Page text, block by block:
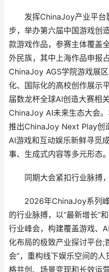
发挥ChinaJoy产业平台
步，举办第六届中国游戏创
款游戏作品，参赛主体覆盖
外民族，其中上海作品申报
ChinaJoy AGS学院游戏展
化、国际化的高校创作展示
届数龙杯全球AI创造大赛相
ChinaJoy AI未来生态大会
推出ChinaJoy Next Play创
AI游戏和互动娱乐新鲜寻觅
事、生成式内容等多元形态。
同期大会紧扣行业脉搏，
2026年ChinaJoy系列峰
的行业脉搏，以“最新增长”
行业峰会，构建覆盖游戏、
化布局的极致产业探讨平台;
会”，重构线下娱乐空间的
格共创、场景变现和长效运